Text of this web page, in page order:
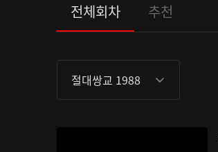
전체회차 추천
절대쌍교 1988